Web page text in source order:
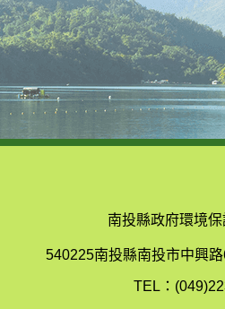
南投縣政府環境
540225南投縣南投市中興
TEL：